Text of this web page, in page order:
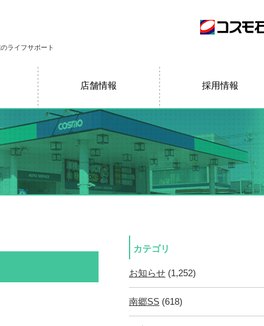
ライフサポート
店舗情報 採用情報
カテゴリ
お知らせ (1,252)
南郷SS (618)